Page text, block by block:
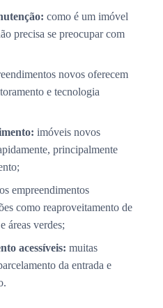
como é um imóvel
precisa se preocupar com
novos oferecem
e tecnologia
imóveis novos
principalmente
empreendimentos
como reaproveitamento de
áreas verdes;
acessíveis: muitas
da entrada e